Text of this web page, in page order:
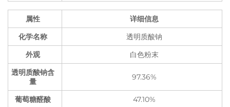
属性
详细信息
化学名称
透明质酸钠
外观
白色粉末
透明质酸钠含
量
97.36%
葡萄糖醛酸
47.10%